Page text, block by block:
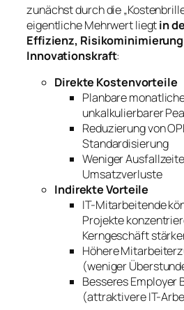
zunächst durch die
eigentliche Mehrwert liegtin
Effizienz,
Innovationskraft:
Direkte Kostenvorteile
Planbare
unkalkulierbarer
Reduzierung von
Standardisierung
Weniger
Umsatzverluste
Indirekte Vorteile
IT-Mitarbeitende
Projekte
Kerngeschäft
Höhere
(weniger
Besseres Employer
(attraktivere IT-